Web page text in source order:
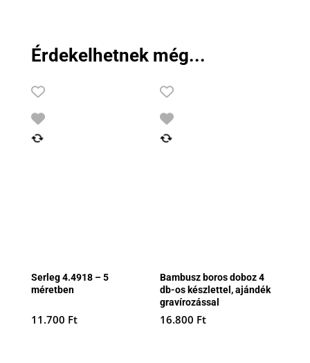
Érdekelhetnek még...
Serleg 4.4918 – 5
méretben
11.700 Ft
Bambusz boros doboz 4
db-os készlettel, ajándék
gravírozással
16.800 Ft